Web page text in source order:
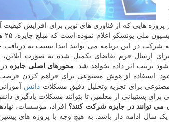
هایی که از فناوری های نوین برای افزایش کیفیت
و
شرکت در این برنامه می توانند ابتدا نسبت به
محورهای اصلی جایزه
شود: استفاده از هوش مصنوعی برای فراهم کردن فرصت
برای تجزیه وتحلیل دقیق مشکلات دانش
پشتیبانی از معلمین تا بتوانند مشکلات یادگیری
می توانند در جایزه شرکت کنند؟ افراد، مؤسسات،
یک سال ادامه دار باشد. به هیچ وجه با پروژه های